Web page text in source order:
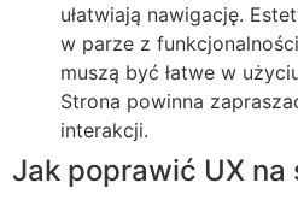
ułatwiają nawigację.
w parze z
muszą być łatwe w
Strona powinna
interakcji.
Jak poprawić UX na